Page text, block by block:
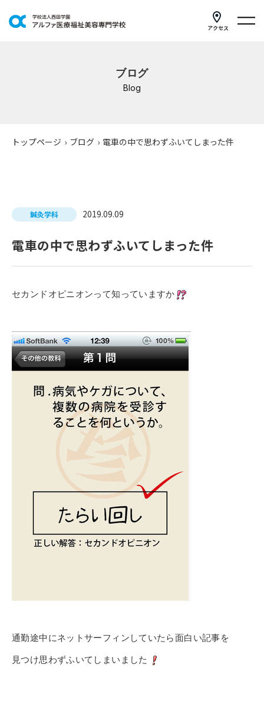
アクセス
研修・講座
公共職業訓練
在校生の皆さまへ
卒業生の皆さまへ
新着情報
インターネット出願
教職員採用情報
その他
個人情報の取り扱いについて
1号館総合受付：〒194-0022 東京都町田市森野1-7-8
TEL：042-729-1026 (平日8時30分〜17時30分)
ブログ
Blog
トップページ › ブログ › 電車の中で思わずふいてしまった件
鍼灸学科 2019.09.09
電車の中で思わずふいてしまった件
セカンドオピニオンって知っていますか
通勤途中にネットサーフィンしていたら面白い記事を
見つけ思わずふいてしまいました